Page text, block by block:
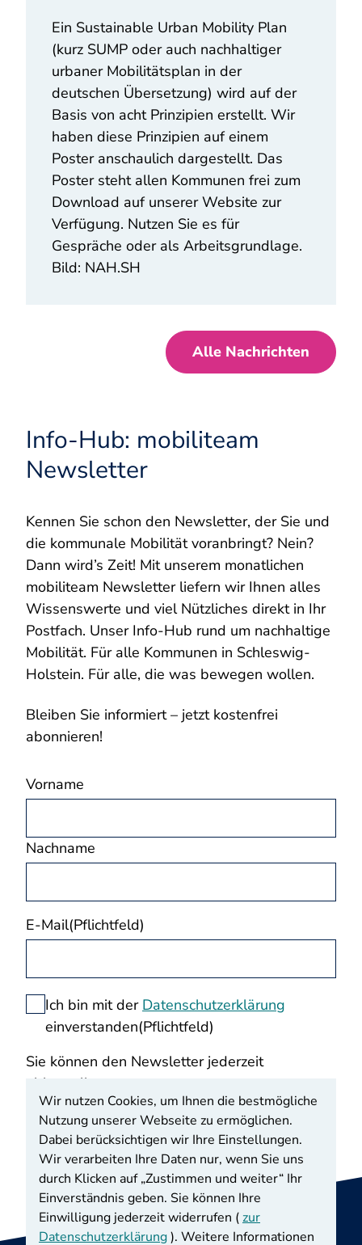
Ein Sustainable Urban Mobility Plan
(kurz SUMP oder auch nachhaltiger
urbaner Mobilitätsplan in der
deutschen Übersetzung) wird auf der
Basis von acht Prinzipien erstellt. Wir
haben diese Prinzipien auf einem
Poster anschaulich dargestellt. Das
Poster steht allen Kommunen frei zum
Download auf unserer Website zur
Verfügung. Nutzen Sie es für
Gespräche oder als Arbeitsgrundlage.
Bild: NAH.SH
Alle Nachrichten
Info-Hub: mobiliteam
Newsletter
Kennen Sie schon den Newsletter, der Sie und
die kommunale Mobilität voranbringt? Nein?
Dann wird’s Zeit! Mit unserem monatlichen
mobiliteam Newsletter liefern wir Ihnen alles
Wissenswerte und viel Nützliches direkt in Ihr
Postfach. Unser Info-Hub rund um nachhaltige
Mobilität. Für alle Kommunen in Schleswig-
Holstein. Für alle, die was bewegen wollen.
Bleiben Sie informiert – jetzt kostenfrei
abonnieren!
Vorname
Nachname
E-Mail(Pflichtfeld)
Datenschutzeinwilligung
Ich bin mit der Datenschutzerklärung
einverstanden(Pflichtfeld)
Sie können den Newsletter jederzeit
abbestellen.
Anmelden
Wir nutzen Cookies, um Ihnen die bestmögliche
Nutzung unserer Webseite zu ermöglichen.
Dabei berücksichtigen wir Ihre Einstellungen.
Wir verarbeiten Ihre Daten nur, wenn Sie uns
durch Klicken auf „Zustimmen und weiter“ Ihr
Einverständnis geben. Sie können Ihre
Einwilligung jederzeit widerrufen (zur
Datenschutzerklärung). Weitere Informationen